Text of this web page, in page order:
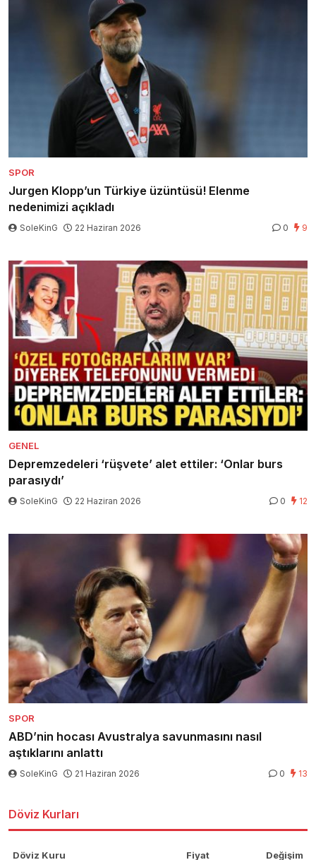
SPOR
Jurgen Klopp’un Türkiye üzüntüsü! Elenme
nedenimizi açıkladı
SoleKinG 22 Haziran 2026 0 9
GENEL
Depremzedeleri ‘rüşvete’ alet ettiler: ‘Onlar burs
parasıydı’
SoleKinG 22 Haziran 2026 0 12
SPOR
ABD’nin hocası Avustralya savunmasını nasıl
aştıklarını anlattı
SoleKinG 21 Haziran 2026 0 13
Döviz Kurları
Döviz Kuru Fiyat Değişim